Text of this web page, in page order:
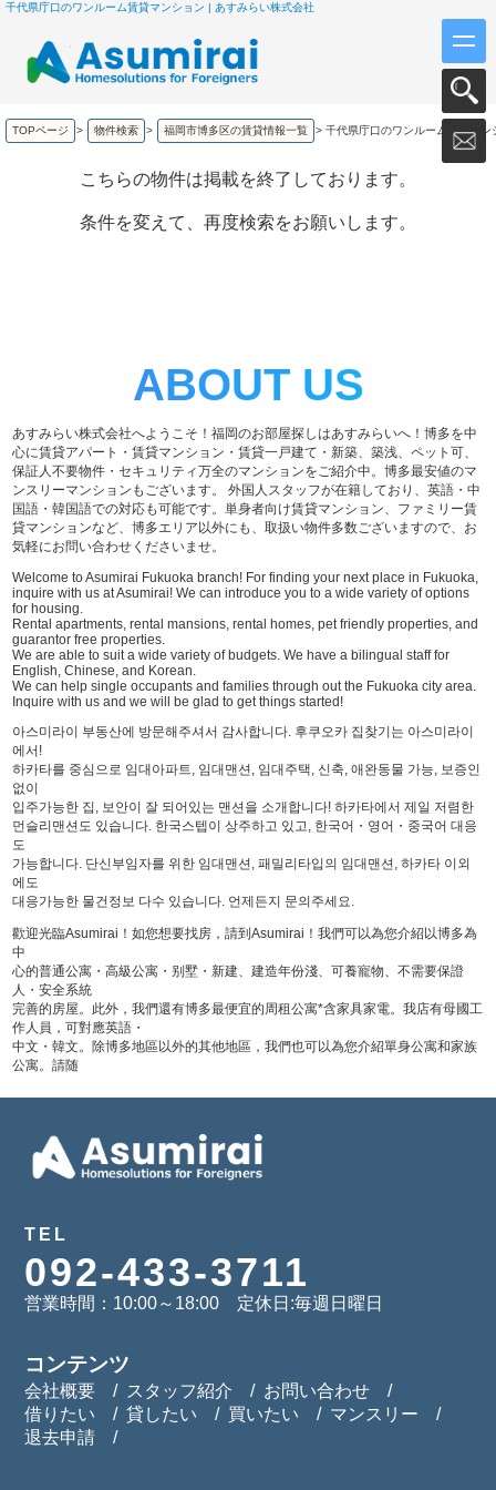
千代県庁口のワンルーム賃貸マンション | あすみらい株式会社
TOPページ > 物件検索 > 福岡市博多区の賃貸情報一覧 > 千代県庁口のワンルーム賃貸マン
こちらの物件は掲載を終了しております。
条件を変えて、再度検索をお願いします。
ABOUT US
あすみらい株式会社へようこそ！福岡のお部屋探しはあすみらいへ！博多を中
心に賃貸アパート・賃貸マンション・賃貸一戸建て・新築、築浅、ペット可、
保証人不要物件・セキュリティ万全のマンションをご紹介中。博多最安値のマ
ンスリーマンションもございます。 外国人スタッフが在籍しており、英語・中
国語・韓国語での対応も可能です。単身者向け賃貸マンション、ファミリー賃
貸マンションなど、博多エリア以外にも、取扱い物件多数ございますので、お
気軽にお問い合わせくださいませ。
Welcome to Asumirai Fukuoka branch! For finding your next place in Fukuoka,
inquire with us at Asumirai! We can introduce you to a wide variety of options
for housing.
Rental apartments, rental mansions, rental homes, pet friendly properties, and
guarantor free properties.
We are able to suit a wide variety of budgets. We have a bilingual staff for
English, Chinese, and Korean.
We can help single occupants and families through out the Fukuoka city area.
Inquire with us and we will be glad to get things started!
아스미라이 부동산에 방문해주셔서 감사합니다. 후쿠오카 집찾기는 아스미라이
에서!
하카타를 중심으로 임대아파트, 임대맨션, 임대주택, 신축, 애완동물 가능, 보증인
없이
입주가능한 집, 보안이 잘 되어있는 맨션을 소개합니다! 하카타에서 제일 저렴한
먼슬리맨션도 있습니다. 한국스텝이 상주하고 있고, 한국어・영어・중국어 대응
도
가능합니다. 단신부임자를 위한 임대맨션, 패밀리타입의 임대맨션, 하카타 이외
에도
대응가능한 물건정보 다수 있습니다. 언제든지 문의주세요.
歡迎光臨Asumirai！如您想要找房，請到Asumirai！我們可以為您介紹以博多為
中
心的普通公寓・高級公寓・别墅・新建、建造年份淺、可養寵物、不需要保證
人・安全系統
完善的房屋。此外，我們還有博多最便宜的周租公寓*含家具家電。我店有母國工
作人員，可對應英語・
中文・韓文。除博多地區以外的其他地區，我們也可以為您介紹單身公寓和家族
公寓。請随
TEL
092-433-3711
営業時間：10:00～18:00 定休日:毎週日曜日
コンテンツ
会社概要 スタッフ紹介
お問い合わせ
借りたい
貸したい 買いたい
マンスリー
退去申請